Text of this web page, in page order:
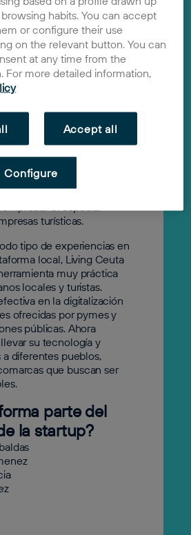
de forma
pleno estado de alarma
con la intención de
un directorio sencillo
más tarde se unió a la
y dio el giro a Living Ceuta
estudios de
el especial
turísticas.
tipo de experiencias en
local, Living Ceuta
muy práctica
locales y turistas.
en la digitalización
ofrecidas por pymes y
públicas. Ahora
su tecnología y
a diferentes pueblos,
que buscan ser
parte del
la startup?
habits. You can accept
or configure their use
on the relevant button. You can
at any time from the
For more detailed information,
Accept all
Configure